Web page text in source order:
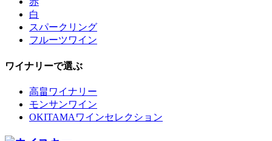
白
スパークリング
フルーツワイン
ワイナリーで選ぶ
高畠ワイナリー
モンサンワイン
OKITAMAワインセレクション